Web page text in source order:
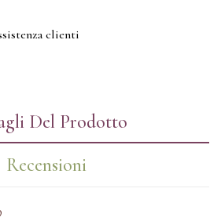
clienti
Del Prodotto
Recensioni